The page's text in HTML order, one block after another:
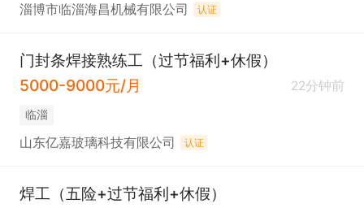
淄博市临淄海昌机械有限公司 认证
门封条焊接熟练工（过节福利+休假）
5000-9000元/月
22分钟前
临淄
山东亿嘉玻璃科技有限公司 认证
焊工（五险+过节福利+休假）